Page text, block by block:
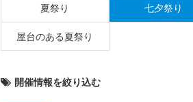
夏祭り 七夕祭り
屋台のある夏祭り
開催情報を絞り込む